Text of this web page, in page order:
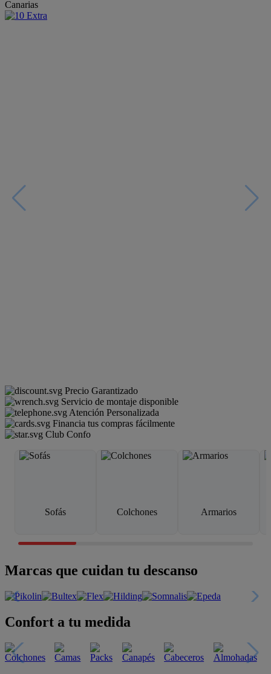
Canarias
Precio Garantizado
Servicio de montaje disponible
Atención Personalizada
Financia tus compras fácilmente
Club Confo
Sofás Colchones Armarios
Marcas que cuidan tu descanso
Confort a tu medida